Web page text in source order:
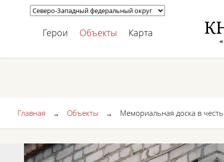
Герои Объекты Карта
Главная → Объекты → Мемориальная доска в